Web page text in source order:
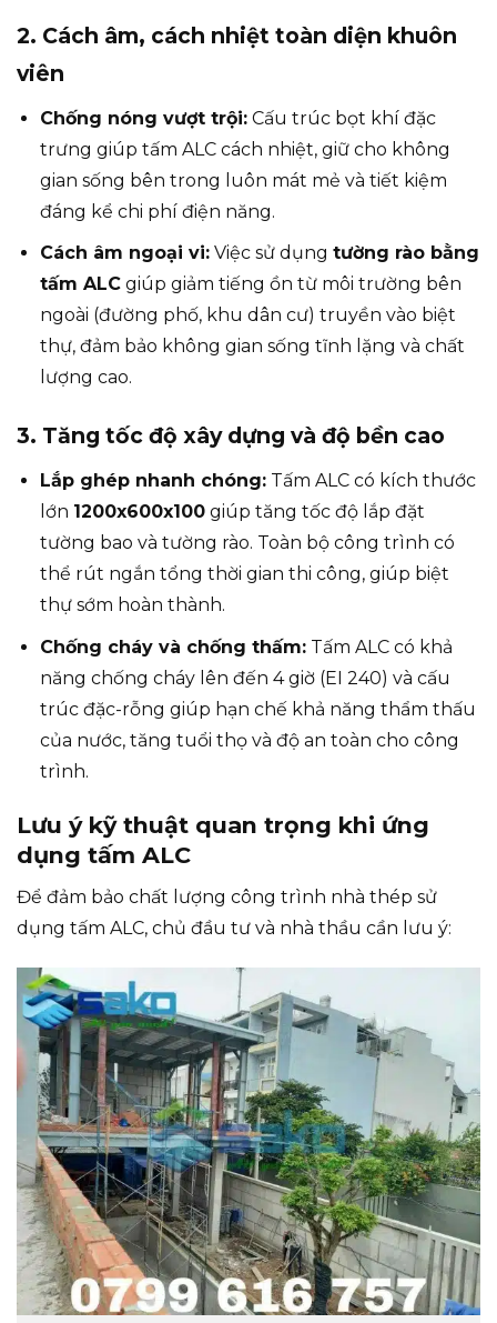
2. Cách âm, cách nhiệt toàn diện khuôn
viên
Chống nóng vượt trội:Cấu trúc bọt khí đặc
trưng giúp tấm ALC cách nhiệt, giữ cho không
gian sống bên trong luôn mát mẻ và tiết kiệm
đáng kể chi phí điện năng.
Cách âm ngoại vi:Việc sử dụng tường rào bằng
tấm ALCgiúp giảm tiếng ồn từ môi trường bên
ngoài (đường phố, khu dân cư) truyền vào biệt
thự, đảm bảo không gian sống tĩnh lặng và chất
lượng cao.
3. Tăng tốc độ xây dựng và độ bền cao
Lắp ghép nhanh chóng:Tấm ALC có kích thước
lớn 1200x600x100giúp tăng tốc độ lắp đặt
tường bao và tường rào. Toàn bộ công trình có
thể rút ngắn tổng thời gian thi công, giúp biệt
thự sớm hoàn thành.
Chống cháy và chống thấm:Tấm ALC có khả
năng chống cháy lên đến 4 giờ (EI 240) và cấu
trúc đặc-rỗng giúp hạn chế khả năng thẩm thấu
của nước, tăng tuổi thọ và độ an toàn cho công
trình.
Lưu ý kỹ thuật quan trọng khi ứng
dụng tấm ALC
Để đảm bảo chất lượng công trình nhà thép sử
dụng tấm ALC, chủ đầu tư và nhà thầu cần lưu ý: